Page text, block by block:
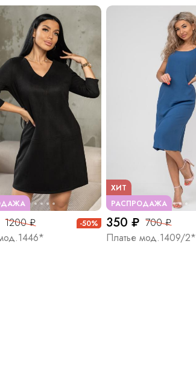
1200 ₽ -50%
РАСПРОДАЖА
ХИТ
350 ₽ 700 ₽
Платье мод.1409/2*